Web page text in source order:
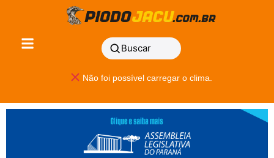
Buscar
Não foi possível carregar o clima.